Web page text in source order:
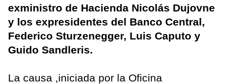
exministro de Hacienda Nicolás Dujovne
y los expresidentes del Banco Central,
Federico Sturzenegger, Luis Caputo y
Guido Sandleris.
La causa ,iniciada por la Oficina